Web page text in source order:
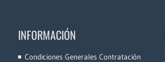
INFORMACIÓN
Condiciones Generales Contratación